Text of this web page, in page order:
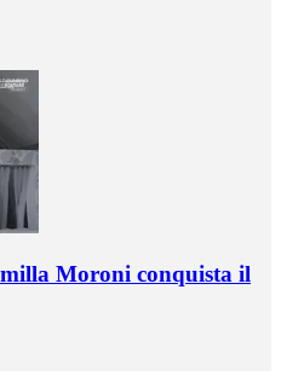
Moroni conquista il